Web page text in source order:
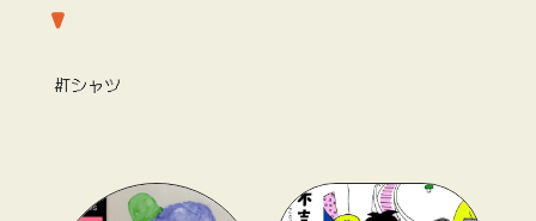
#ART #BEAMS CULTUART
#アート
#アートが生まれるところ
#アートフェア
#Tシャツ